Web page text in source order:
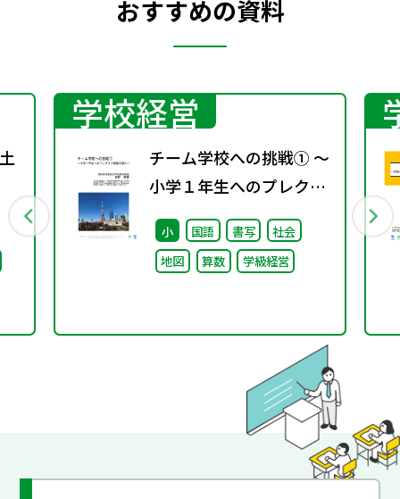
おすすめの資料
学校経営
チーム学校への挑戦① ～
小学１年生へのプレクラ
ス制度の導入～
小 国語 書写
社会
地図
算数 学級経営